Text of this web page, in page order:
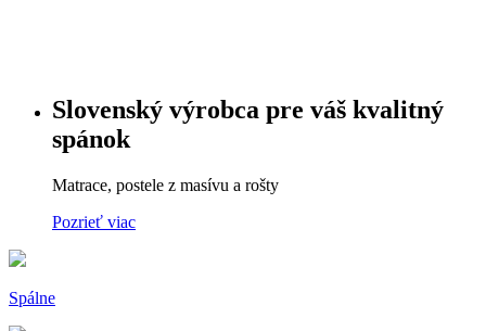
Slovenský výrobca pre váš kvalitný
spánok
Matrace, postele z masívu a rošty
Pozrieť viac
Spálne